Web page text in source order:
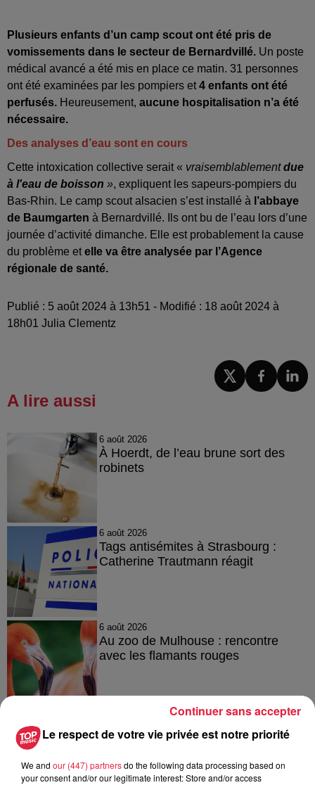
Plusieurs enfants d’un camp scout ont été pris de
vomissements dans le secteur de Bernardvillé. Un poste
médical avancé a été mis en place ce matin. 31 personnes
ont été examinées par les pompiers et4 enfants ont été
perfusés. Heureusement, aucune hospitalisation n’a été
nécessaire.
Des analyses d’eau sont en cours
Cette intoxication collective serait « vraisemblablementdue
à l'eau de boisson », expliquent les sapeurs-pompiers du
Bas-Rhin. Le camp scout alsacien s’est installé à l’abbaye
de Baumgarten à Bernardvillé. Ils ont bu de l’eau lors d’une
journée d’activité dimanche. Elle est probablement la cause
du problème etelle va être analysée par l’Agence
régionale de santé.
Publié : 5 août 2024 à 13h51 - Modifié : 18 août 2024 à
18h01 Julia Clementz
A lire aussi
6 août 2026
À Hoerdt, de l’eau brune sort des
robinets
6 août 2026
Tags antisémites à Strasbourg :
Catherine Trautmann réagit
6 août 2026
Au zoo de Mulhouse : rencontre
avec les flamants rouges
À découvrir également
Le respect de votre vie privée est notre priorité
We and our (447) partnersdo the following data processing based on
your consent and/or our legitimate interest: Store and/or access
Continuer sans accepter